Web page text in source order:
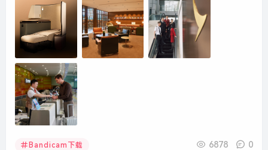
Bandicam下载 6878 0